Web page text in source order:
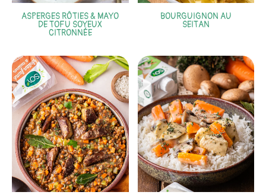
ASPERGES RÔTIES & MAYO
DE TOFU SOYEUX
CITRONNÉE
BOURGUIGNON AU
SEITAN